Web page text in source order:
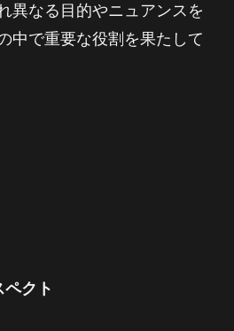
異なる目的やニュアンスを
中で重要な役割を果たして
クト